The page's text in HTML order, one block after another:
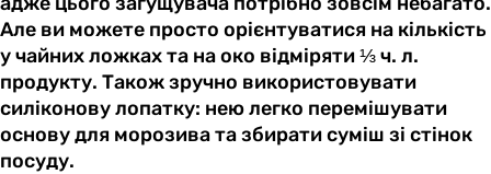
Але ви можете просто орієнтуватися на кількість
у чайних ложках та на око відміряти ⅓ ч. л.
продукту. Також зручно використовувати
силіконову лопатку: нею легко перемішувати
основу для морозива та збирати суміш зі стінок
посуду.